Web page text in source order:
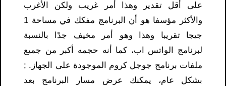
على أقل تقدير وهذا أمر غريب ولكن الأغرب
والأكثر مؤسفا هو أن البرنامج مفكك في مساحة 1
جيجا تقريبا وهذا وهو أمر مخيف جدًا بالنسبة
لبرنامج الواتس اب، كما أنه حجمه أكبر من جميع
ملفات برنامج جوجل كروم الموجودة على الجهاز. ;
بشكل عام، يمكنك عرض مسار البرنامج بعد